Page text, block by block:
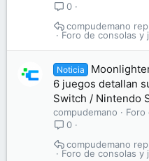
0
Foro de consolas y
compudemano
Noticia
6 juegos detallan
Switch / Nintendo
compudemano
Foro
0
Foro de consolas y
compudemano